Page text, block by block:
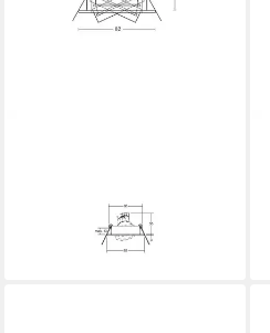
GX5,3 ws 00326107
lieferbar - in 4-5 Werktagen bei dir